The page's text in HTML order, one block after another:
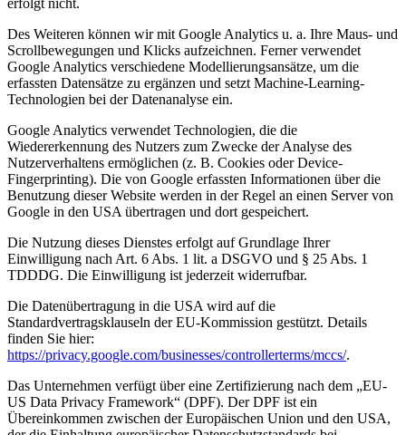
Des Weiteren können wir mit Google Analytics u. a. Ihre Maus- und
Scrollbewegungen und Klicks aufzeichnen. Ferner verwendet
Google Analytics verschiedene Modellierungsansätze, um die
erfassten Datensätze zu ergänzen und setzt Machine-Learning-
Technologien bei der Datenanalyse ein.
Google Analytics verwendet Technologien, die die
Wiedererkennung des Nutzers zum Zwecke der Analyse des
Nutzerverhaltens ermöglichen (z. B. Cookies oder Device-
Fingerprinting). Die von Google erfassten Informationen über die
Benutzung dieser Website werden in der Regel an einen Server von
Google in den USA übertragen und dort gespeichert.
Die Nutzung dieses Dienstes erfolgt auf Grundlage Ihrer
Einwilligung nach Art. 6 Abs. 1 lit. a DSGVO und § 25 Abs. 1
TDDDG. Die Einwilligung ist jederzeit widerrufbar.
Die Datenübertragung in die USA wird auf die
Standardvertragsklauseln der EU-Kommission gestützt. Details
finden Sie hier:
https://privacy.google.com/businesses/controllerterms/mccs/.
Das Unternehmen verfügt über eine Zertifizierung nach dem „EU-
US Data Privacy Framework“ (DPF). Der DPF ist ein
Übereinkommen zwischen der Europäischen Union und den USA,